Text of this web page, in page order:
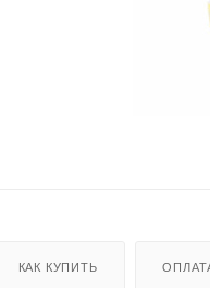
КАК КУПИТЬ